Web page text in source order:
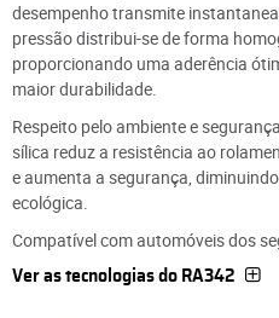
desempenho transmite
pressão distribui-se de forma
proporcionando uma aderência
maior durabilidade.
Respeito pelo ambiente e
sílica reduz a resistência ao
e aumenta a segurança,
ecológica.
Compatível com automóveis dos
Ver as tecnologias do RA342